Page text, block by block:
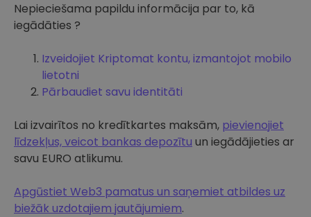
Nepieciešama papildu informācija par to, kā
iegādāties ?
Izveidojiet Kriptomat kontu, izmantojot mobilo
lietotni
Pārbaudiet savu identitāti
Lai izvairītos no kredītkartes maksām, pievienojiet
līdzekļus, veicot bankas depozītu un iegādājieties ar
savu EURO atlikumu.
Apgūstiet Web3 pamatus un saņemiet atbildes uz
biežāk uzdotajiem jautājumiem.